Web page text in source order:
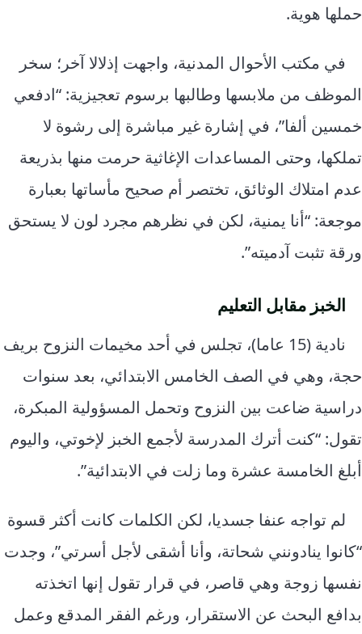
حملها هوية.
في مكتب الأحوال المدنية، واجهت إذلالا آخر؛ سخر
الموظف من ملابسها وطالبها برسوم تعجيزية: “ادفعي
خمسين ألفا”، في إشارة غير مباشرة إلى رشوة لا
تملكها، وحتى المساعدات الإغاثية حرمت منها بذريعة
عدم امتلاك الوثائق، تختصر أم صحيح مأساتها بعبارة
موجعة: “أنا يمنية، لكن في نظرهم مجرد لون لا يستحق
ورقة تثبت آدميته”.
الخبز مقابل التعليم
نادية (15 عاما)، تجلس في أحد مخيمات النزوح بريف
حجة، وهي في الصف الخامس الابتدائي، بعد سنوات
دراسية ضاعت بين النزوح وتحمل المسؤولية المبكرة،
تقول: “كنت أترك المدرسة لأجمع الخبز لإخوتي، واليوم
أبلغ الخامسة عشرة وما زلت في الابتدائية”.
لم تواجه عنفا جسديا، لكن الكلمات كانت أكثر قسوة
“كانوا ينادونني شحاتة، وأنا أشقى لأجل أسرتي”، وجدت
نفسها زوجة وهي قاصر، في قرار تقول إنها اتخذته
بدافع البحث عن الاستقرار، ورغم الفقر المدقع وعمل